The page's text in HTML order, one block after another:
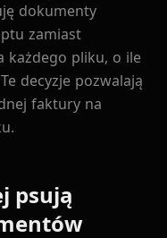
dokumenty
zamiast
każdego pliku, o ile
decyzje pozwalają
faktury na
psują